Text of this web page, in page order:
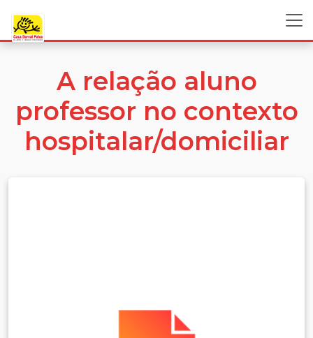
A relação aluno
professor no contexto
hospitalar/domiciliar